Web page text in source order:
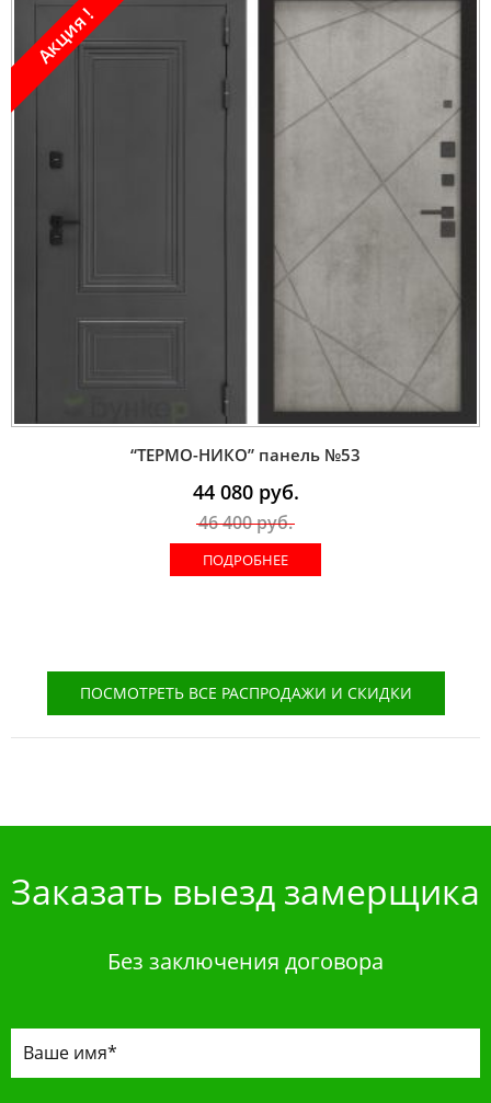
Акция !
“ТЕРМО-НИКО” панель №53
44 080руб.
46 400руб.
ПОДРОБНЕЕ
ПОСМОТРЕТЬ ВСЕ РАСПРОДАЖИ И СКИДКИ
Заказать выезд замерщика
Без заключения договора